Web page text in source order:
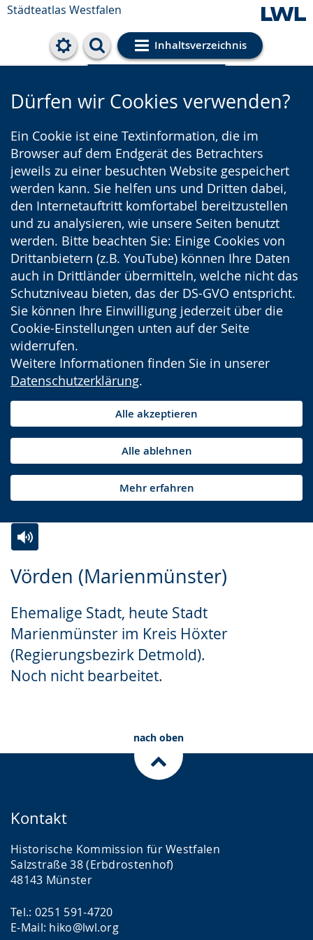
Städteatlas Westfalen
Inhaltsverzeichnis
Cookie-Einstellungen
Dürfen wir Cookies verwenden?
Ein Cookie ist eine Textinformation, die im
Browser auf dem Endgerät des Betrachters
jeweils zu einer besuchten Website gespeichert
werden kann. Sie helfen uns und Dritten dabei,
den Internetauftritt komfortabel bereitzustellen
und zu analysieren, wie unsere Seiten benutzt
werden. Bitte beachten Sie: Einige Cookies von
Drittanbietern (z.B. YouTube) können Ihre Daten
auch in Drittländer übermitteln, welche nicht das
Schutzniveau bieten, das der DS-GVO entspricht.
Sie können Ihre Einwilligung jederzeit über die
Cookie-Einstellungen unten auf der Seite
widerrufen.
Weitere Informationen finden Sie in unserer
Datenschutzerklärung.
Alle akzeptieren
Alle ablehnen
Mehr erfahren
Vörden (Marienmünster)
Ehemalige Stadt, heute Stadt
Marienmünster im Kreis Höxter
(Regierungsbezirk Detmold).
Noch nicht bearbeitet.
Leichten
wechseln.
Audio-
Video
Deutscher
Gebärdensprache
wird
angezeigt.
nach oben
Kontakt
Historische Kommission für Westfalen
Salzstraße 38 (Erbdrostenhof)
48143 Münster
Tel.: 0251 591-4720
E-Mail: hiko@lwl.org